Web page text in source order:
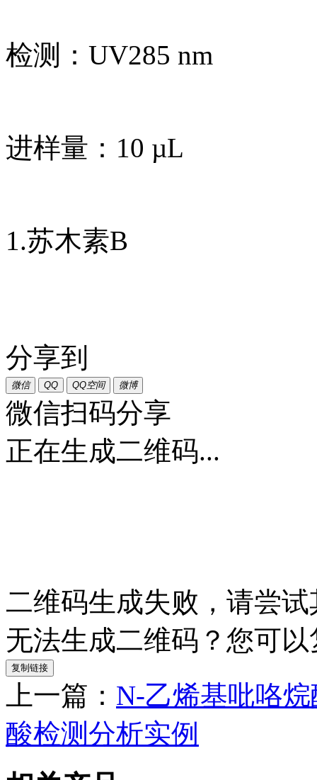
检测：UV285 nm
进样量：10 µL
1.苏木素B
分享到
微信 QQ QQ空间 微博
微信扫码分享
正在生成二维码...
二维码生成失败，请尝
无法生成二维码？您可
复制链接
上一篇： N-乙烯基吡咯
酸检测分析实例